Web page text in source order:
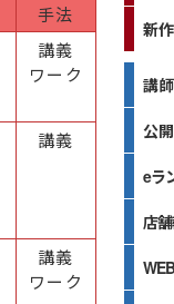
手法
講義
ワーク
講義
講義
ワーク
新
講
公
eラ
店